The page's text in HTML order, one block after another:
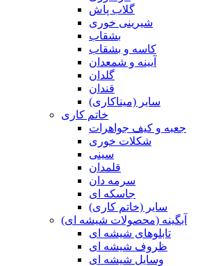
گلاب پاش
شیرینی خوری
بشقاب
کاسه و بشقاب
آیینه و شمعدان
گلدان
قندان
سایر (میناکاری)
خاتم کاری
جعبه و کیف جواهرات
شکلات خوری
سینی
قلمدان
سرمه دان
جاسکه ای
سایر (خاتم کاری)
آبگینه (محصولات شیشه ای)
تابلوهای شیشه ای
ظروف شیشه ای
وسایل شیشه ای